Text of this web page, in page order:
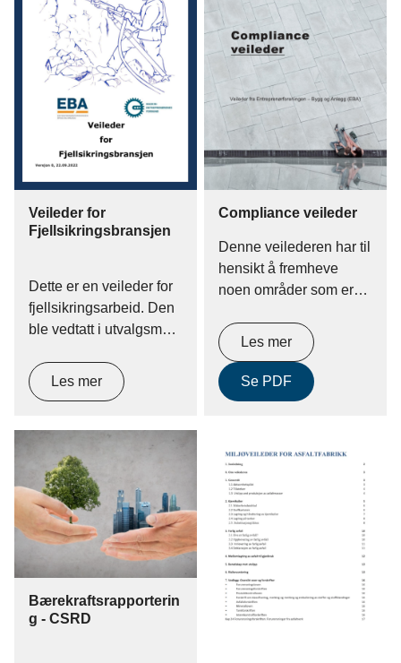
Veileder for
Fjellsikringsbransjen
Dette er en veileder for
fjellsikringsarbeid. Den
ble vedtatt i utvalgsmøte
Fjellsikringsutvalg 22.9.
2022. Veilederen er et
EBA-
Entreprenørforeningen
Bygg og Anlegg og
MEFMaskinentreprenørenes
Forbund.
Les mer
Compliance veileder
Denne veilederen har til
hensikt å fremheve
noen områder som er
bransjen, og å gi noen
verktøy og sjekklister til
bruk for
medlemsbedriftene.
Les mer
Se PDF
Bærekraftsrapporterin
g - CSRD